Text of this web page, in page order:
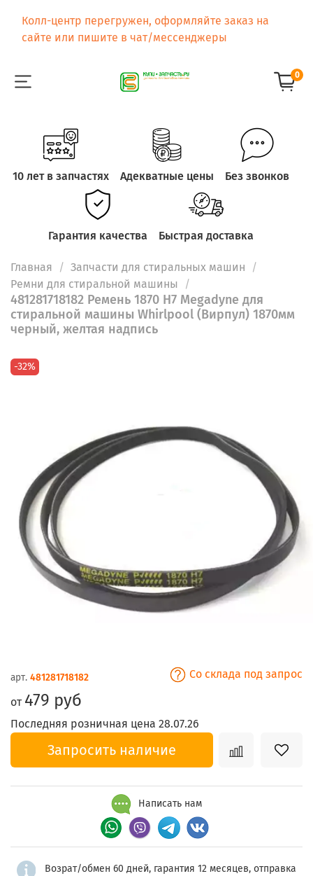
Колл-центр перегружен, оформляйте заказ на
сайте или пишите в чат/мессенджеры
0
10 лет в запчастях Адекватные цены Без звонков
Гарантия качества Быстрая доставка
Главная
Запчасти для стиральных машин
Ремни для стиральной машины
481281718182 Ремень 1870 H7 Megadyne для
стиральной машины Whirlpool (Вирпул) 1870мм
черный, желтая надпись
-32%
арт. 481281718182 Со склада под запрос
от 479 руб
Последняя розничная цена 28.07.26
Запросить наличие
Написать нам
Возрат/обмен 60 дней, гарантия 12 месяцев, отправка